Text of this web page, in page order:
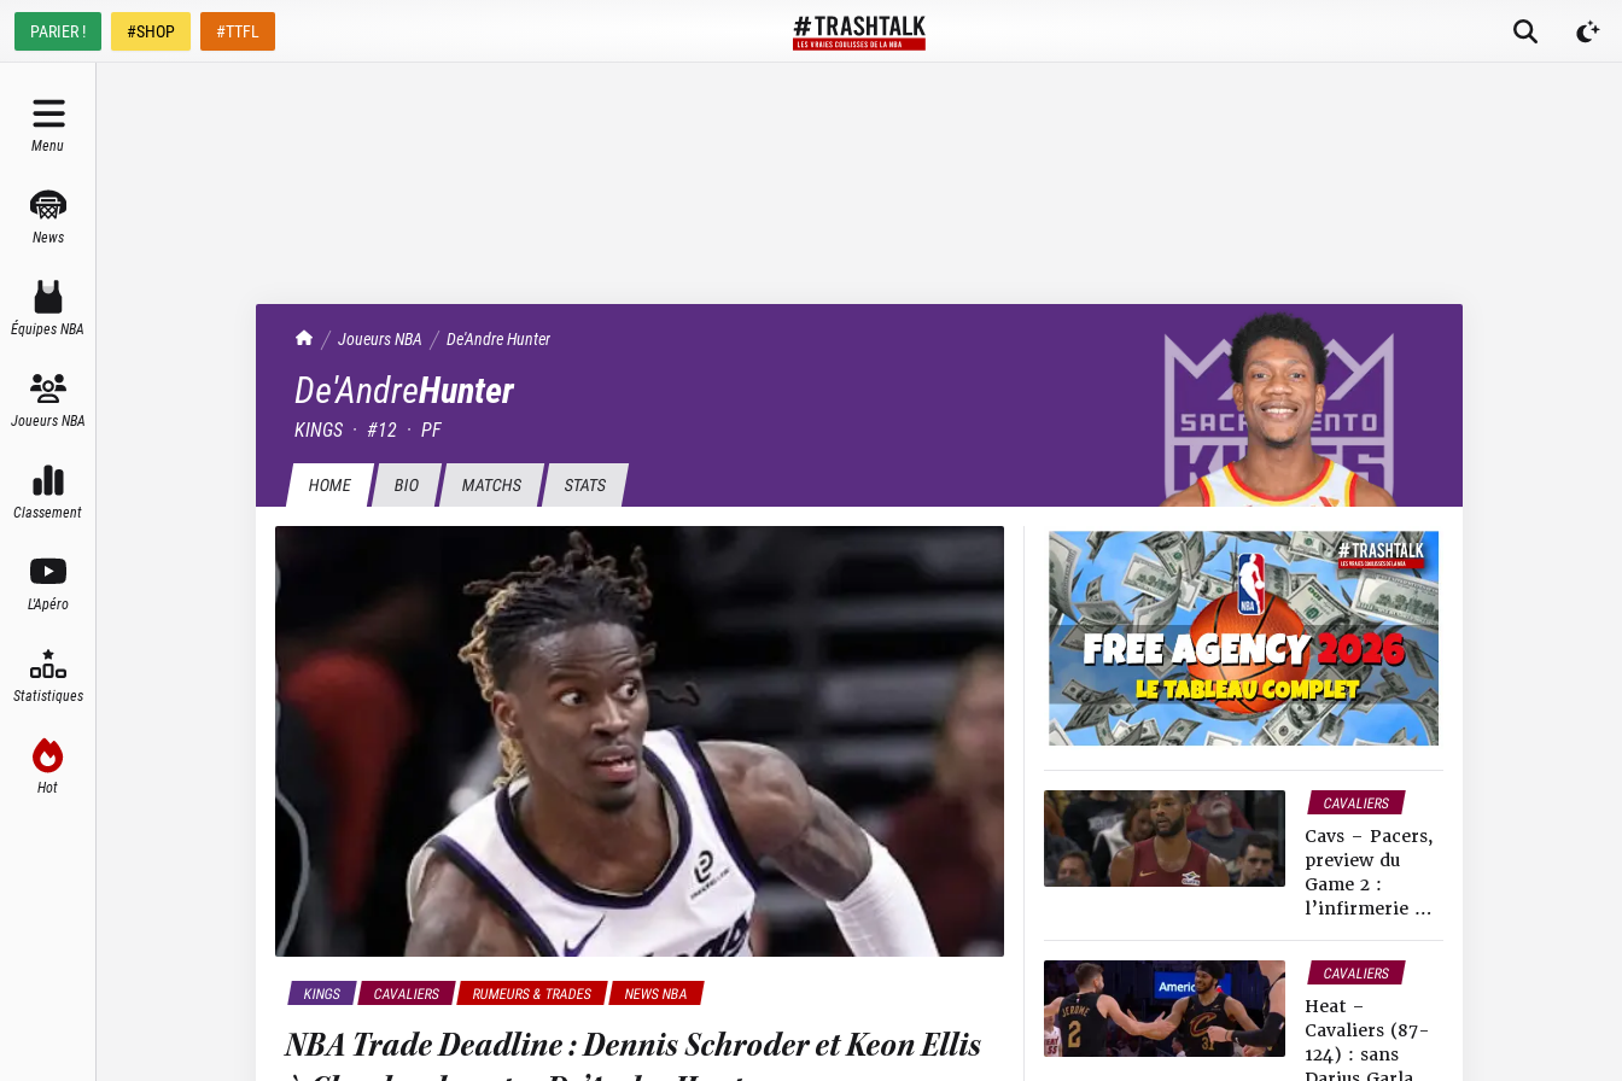
PARIER ! #SHOP #TTFL
Menu
News
Équipes NBA
Joueurs NBA
Classement
L'Apéro
Statistiques
Hot
TrashTalk Actu NBA
Joueurs NBA De'AndreHunter
De'AndreHunter
KINGS · #12 · PF
HOME BIO MATCHS STATS
KINGS CAVALIERS RUMEURS & TRADES NEWS NBA
NBA Trade Deadline : Dennis Schroder et Keon Ellis
CAVALIERS
NEWS NBA
ANALYSE
PLAYOFFS NBA
Cavs – Pacers,
preview du
Game 2 :
l’infirmerie de
inquiète…
CAVALIERS
HEAT
NEWS NBA
PLAYOFFS NBA
Heat –
Cavaliers (87-
124) : sans